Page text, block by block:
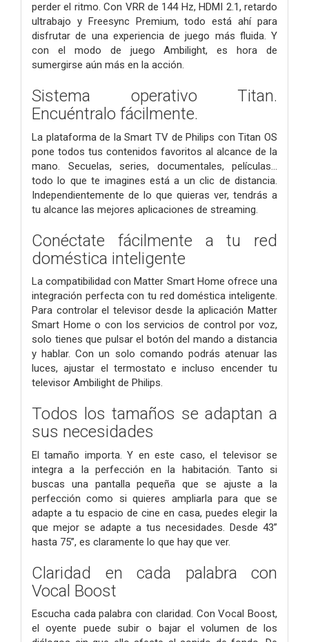
perder el ritmo. Con VRR de 144 Hz, HDMI 2.1, retardo
ultrabajo y Freesync Premium, todo está ahí para
disfrutar de una experiencia de juego más fluida. Y
con el modo de juego Ambilight, es hora de
sumergirse aún más en la acción.
Sistema operativo Titan.
Encuéntralo fácilmente.
La plataforma de la Smart TV de Philips con Titan OS
pone todos tus contenidos favoritos al alcance de la
mano. Secuelas, series, documentales, películas...
todo lo que te imagines está a un clic de distancia.
Independientemente de lo que quieras ver, tendrás a
tu alcance las mejores aplicaciones de streaming.
Conéctate fácilmente a tu red
doméstica inteligente
La compatibilidad con Matter Smart Home ofrece una
integración perfecta con tu red doméstica inteligente.
Para controlar el televisor desde la aplicación Matter
Smart Home o con los servicios de control por voz,
solo tienes que pulsar el botón del mando a distancia
y hablar. Con un solo comando podrás atenuar las
luces, ajustar el termostato e incluso encender tu
televisor Ambilight de Philips.
Todos los tamaños se adaptan a
sus necesidades
El tamaño importa. Y en este caso, el televisor se
integra a la perfección en la habitación. Tanto si
buscas una pantalla pequeña que se ajuste a la
perfección como si quieres ampliarla para que se
adapte a tu espacio de cine en casa, puedes elegir la
que mejor se adapte a tus necesidades. Desde 43”
hasta 75”, es claramente lo que hay que ver.
Claridad en cada palabra con
Vocal Boost
Escucha cada palabra con claridad. Con Vocal Boost,
el oyente puede subir o bajar el volumen de los